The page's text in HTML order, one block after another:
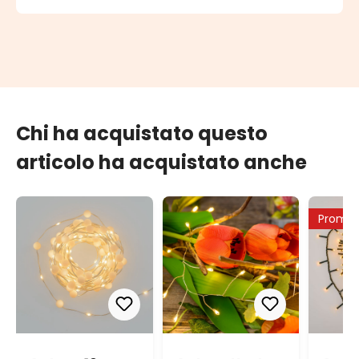
Chi ha acquistato questo
articolo ha acquistato anche
Promo